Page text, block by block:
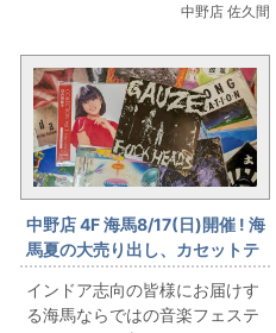
中野店 佐久間
中野店 4F 海馬8/17(日)開催 ! 海
馬夏の大売り出し、カセットテ
ープ ＆ LP
インドア志向の皆様にお届けす
る海馬ならではの音楽フェステ